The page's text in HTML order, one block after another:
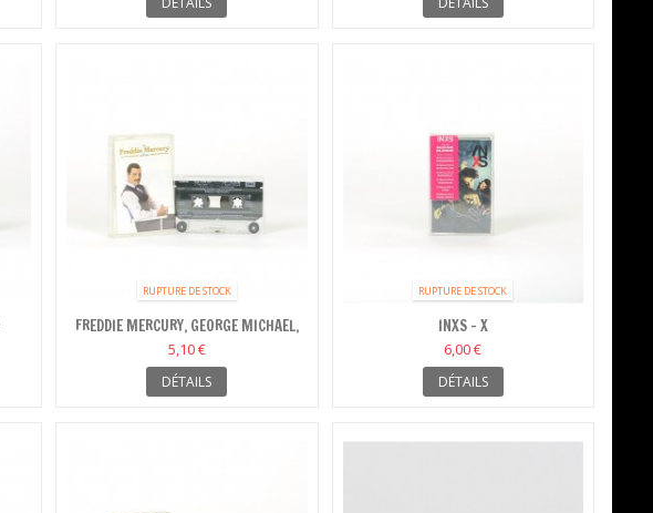
RUPTURE DE STOCK
FREDDIE MERCURY, GEORGE MICHAEL,
QUEEN - THE FREDDIE...
5,10 €
DÉTAILS
RUPTURE DE STOCK
INXS - X
6,00 €
DÉTAILS